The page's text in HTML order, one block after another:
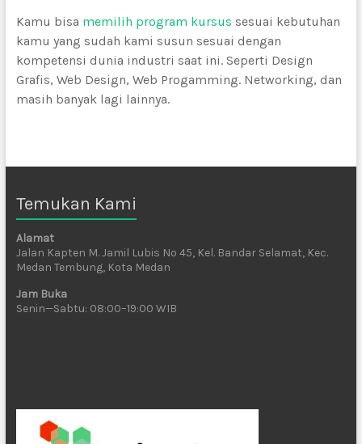
Kamu bisa memilih program kursus sesuai kebutuhan
kamu yang sudah kami susun sesuai dengan
kompetensi dunia industri saat ini. Seperti Design
Grafis, Web Design, Web Progamming. Networking, dan
masih banyak lagi lainnya.
Temukan Kami
Alamat
Jalan Kapten M. Jamil Lubis No 45, Kel. Bandar Selamat, Kec.
Medan Tembung, Kota Medan
Jam Buka
Senin—Sabtu: 08:00–19:00 WIB